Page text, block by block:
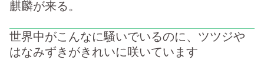
麒麟が来る。
世界中がこんなに騒いでいるのに、ツツジや
はなみずきがきれいに咲いています